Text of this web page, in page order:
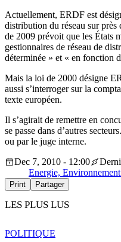
Actuellement, ERDF est
distribution du réseau sur
de 2009 prévoit que les États
gestionnaires de réseau de
déterminée » et « en fonction
Mais la loi de 2000 désigne
aussi s’interroger sur la
texte européen.
Il s’agirait de remettre en
se passe dans d’autres
ou par le juge interne.
Dec 7, 2010 - 12:00
Energie,
Print Partager
LES PLUS LUS
POLITIQUE